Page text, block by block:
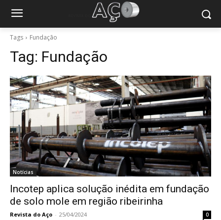
Tags Fundação
Tag: Fundação
Notícias
Incotep aplica solução inédita em fundação
de solo mole em região ribeirinha
Revista do Aço - 25/04/2024 0